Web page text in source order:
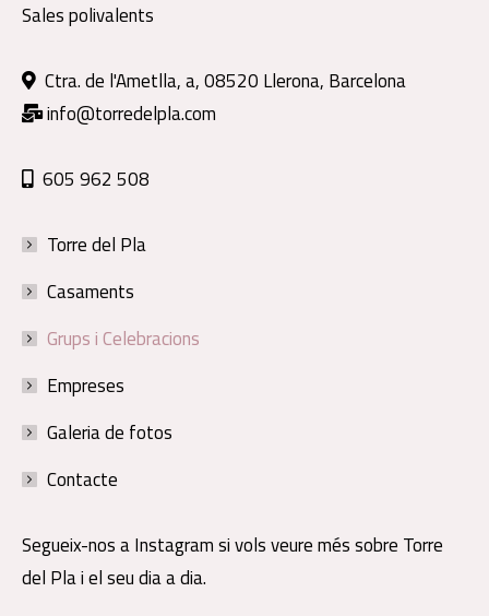
Sales polivalents
Ctra. de l'Ametlla, a, 08520 Llerona, Barcelona
info@torredelpla.com
605 962 508
Torre del Pla
Casaments
Grups i Celebracions
Empreses
Galeria de fotos
Contacte
Segueix-nos a Instagram si vols veure més sobre Torre
del Pla i el seu dia a dia.